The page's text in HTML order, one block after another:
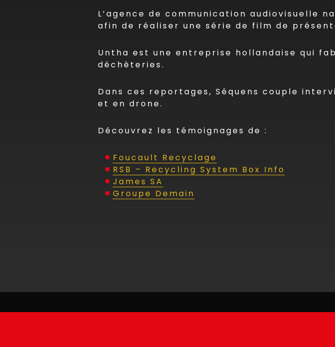
L’agence de communication audiovisuelle
afin de réaliser une série de film de
Untha est une entreprise hollandaise qui
déchèteries.
Dans ces reportages, Séquens couple
et en drone.
Découvrez les témoignages de :
Foucault Recyclage
RSB – Recycling System Box Info
James SA
Groupe Demain